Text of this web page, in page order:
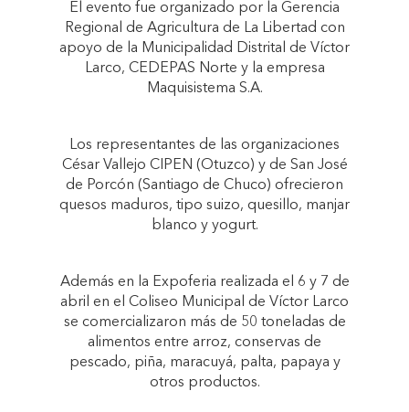
El evento fue organizado por la Gerencia
Regional de Agricultura de La Libertad con
apoyo de la Municipalidad Distrital de Víctor
Larco, CEDEPAS Norte y la empresa
Maquisistema S.A.
Los representantes de las organizaciones
César Vallejo CIPEN (Otuzco) y de San José
de Porcón (Santiago de Chuco) ofrecieron
quesos maduros, tipo suizo, quesillo, manjar
blanco y yogurt.
Además en la Expoferia realizada el 6 y 7 de
abril en el Coliseo Municipal de Víctor Larco
se comercializaron más de 50 toneladas de
alimentos entre arroz, conservas de
pescado, piña, maracuyá, palta, papaya y
otros productos.